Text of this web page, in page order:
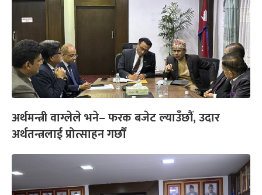
अर्थमन्त्री वाग्लेले भने– फरक बजेट ल्याउँछौं, उदार
अर्थतन्त्रलाई प्रोत्साहन गर्छौं